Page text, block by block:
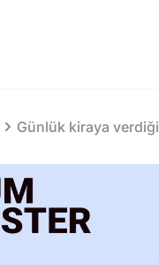
Günlük kiraya